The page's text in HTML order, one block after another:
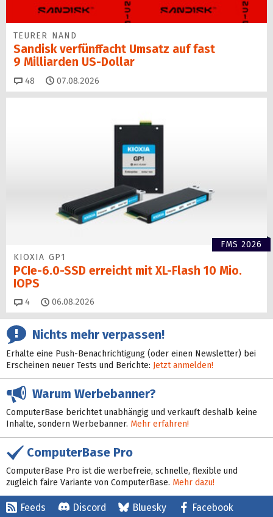
TEURER NAND
Sandisk verfünffacht Umsatz auf fast
9 Milliarden US-Dollar
48 Kommentare
07.08.2026
FMS 2026
KIOXIA GP1
PCIe-6.0-SSD erreicht mit XL-Flash 10 Mio.
IOPS
4 Kommentare
06.08.2026
Nichts mehr verpassen!
Erhalte eine Push-Benachrichtigung (oder einen Newsletter) bei
Erscheinen neuer Tests und Berichte: Jetzt anmelden!
Warum Werbebanner?
ComputerBase berichtet unabhängig und verkauft deshalb keine
Inhalte, sondern Werbebanner. Mehr erfahren!
ComputerBase Pro
ComputerBase Pro ist die werbefreie, schnelle, flexible und
zugleich faire Variante von ComputerBase. Mehr dazu!
Feeds Discord Bluesky Facebook